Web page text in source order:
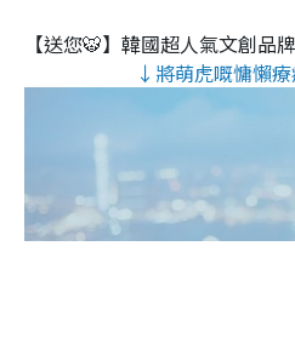
【送您🐯】韓國超人氣文創品
↓將萌虎嘅慵懶